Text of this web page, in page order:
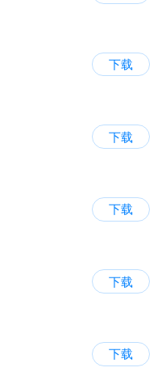
下载
下载
下载
下载
下载